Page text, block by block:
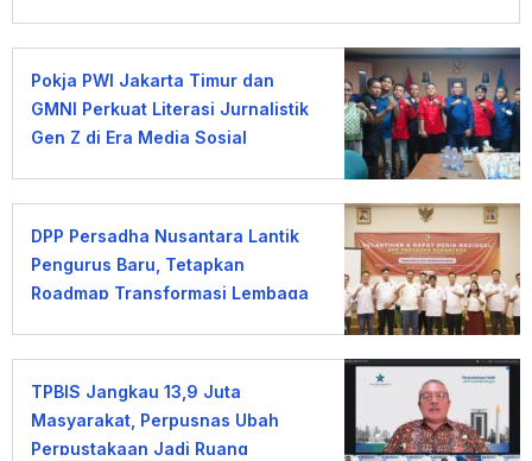
Pokja PWI Jakarta Timur dan
GMNI Perkuat Literasi Jurnalistik
Gen Z di Era Media Sosial
DPP Persadha Nusantara Lantik
Pengurus Baru, Tetapkan
Roadmap Transformasi Lembaga
TPBIS Jangkau 13,9 Juta
Masyarakat, Perpusnas Ubah
Perpustakaan Jadi Ruang